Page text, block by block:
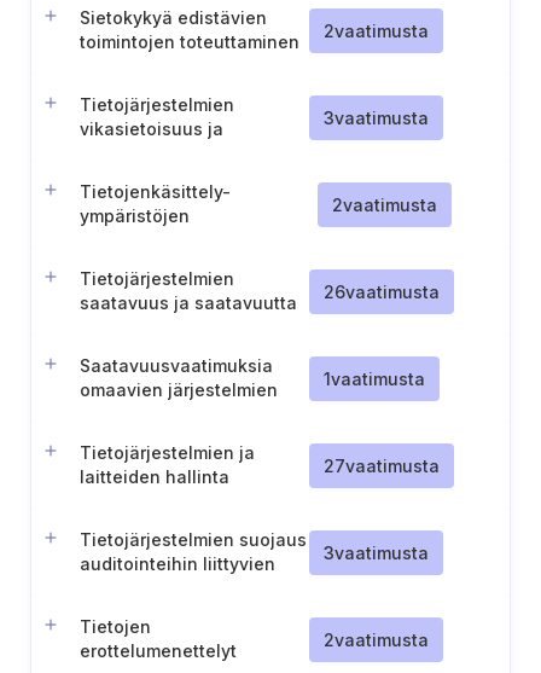
Sietokykyä edistävien
toimintojen toteuttaminen
2vaatimusta
Tietojärjestelmien
vikasietoisuus ja
3vaatimusta
Tietojenkäsittely-
ympäristöjen
2vaatimusta
Tietojärjestelmien
saatavuus ja saatavuutta
26vaatimusta
Saatavuusvaatimuksia
omaavien järjestelmien
1vaatimusta
Tietojärjestelmien ja
laitteiden hallinta
27vaatimusta
Tietojärjestelmien suojaus
auditointeihin liittyvien
3vaatimusta
Tietojen
erottelumenettelyt
2vaatimusta